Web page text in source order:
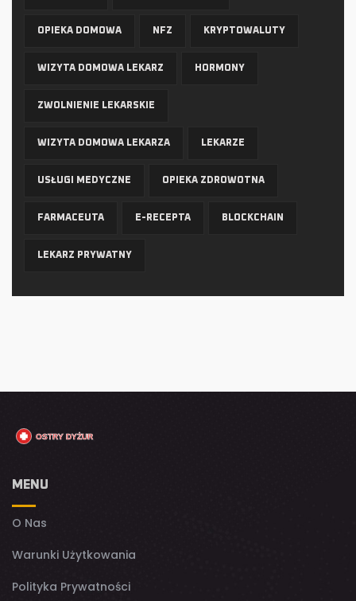
OPIEKA DOMOWA NFZ KRYPTOWALUTY
WIZYTA DOMOWA LEKARZ HORMONY
ZWOLNIENIE LEKARSKIE
WIZYTA DOMOWA LEKARZA LEKARZE
USŁUGI MEDYCZNE OPIEKA ZDROWOTNA
FARMACEUTA E-RECEPTA BLOCKCHAIN
LEKARZ PRYWATNY
MENU
O Nas
Warunki Użytkowania
Polityka Prywatności